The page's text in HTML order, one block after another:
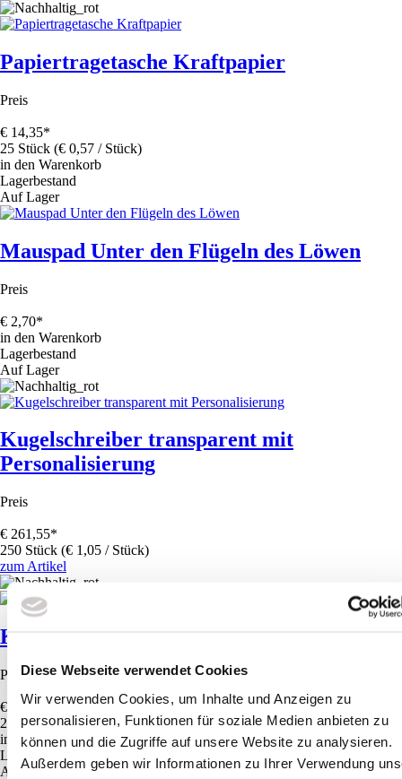
Diese Webseite verwendet Cookies
Wir verwenden Cookies, um Inhalte und Anzeigen zu
personalisieren, Funktionen für soziale Medien anbieten zu
können und die Zugriffe auf unsere Website zu analysieren.
Außerdem geben wir Informationen zu Ihrer Verwendung
Papiertragetasche Kraftpapier
Preis
€ 14,35*
25 Stück (€ 0,57 / Stück)
in den Warenkorb
Lagerbestand
Auf Lager
Mauspad Unter den Flügeln des Löwen
Preis
€ 2,70*
in den Warenkorb
Lagerbestand
Auf Lager
Kugelschreiber transparent mit
Personalisierung
Preis
€ 261,55*
250 Stück (€ 1,05 / Stück)
zum Artikel
Kugelschreiber transparent
Preis
€ 14,28 *
25 Stück (€ 0,57 / Stück)
in den Warenkorb
Lagerbestand
Auf Lager